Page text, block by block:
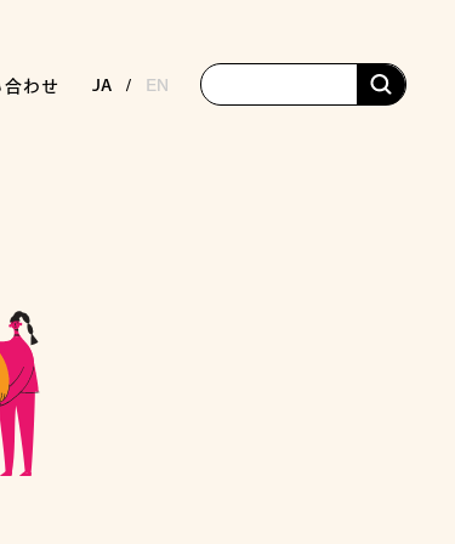
わせ EN
JA